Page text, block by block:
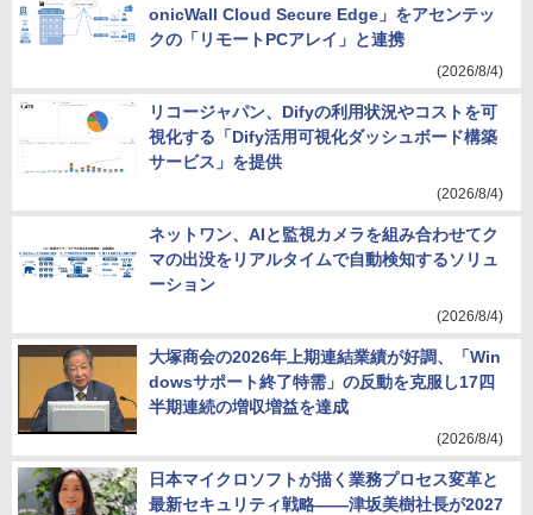
onicWall Cloud Secure Edge」をアセンテッ
クの「リモートPCアレイ」と連携
(2026/8/4)
リコージャパン、Difyの利用状況やコストを可
視化する「Dify活用可視化ダッシュボード構築
サービス」を提供
(2026/8/4)
ネットワン、AIと監視カメラを組み合わせてク
マの出没をリアルタイムで自動検知するソリュ
ーション
(2026/8/4)
大塚商会の2026年上期連結業績が好調、「Win
dowsサポート終了特需」の反動を克服し17四
半期連続の増収増益を達成
(2026/8/4)
日本マイクロソフトが描く業務プロセス変革と
最新セキュリティ戦略――津坂美樹社長が2027